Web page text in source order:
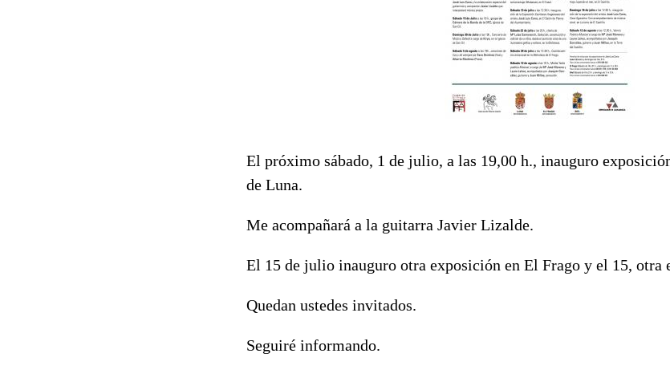
El próximo sábado, 1 de julio, a las 19,00 h., inauguro
de Luna.
Me acompañará a la guitarra Javier Lizalde.
El 15 de julio inauguro otra exposición en El Frago y el 15, otra
Quedan ustedes invitados.
Seguiré informando.